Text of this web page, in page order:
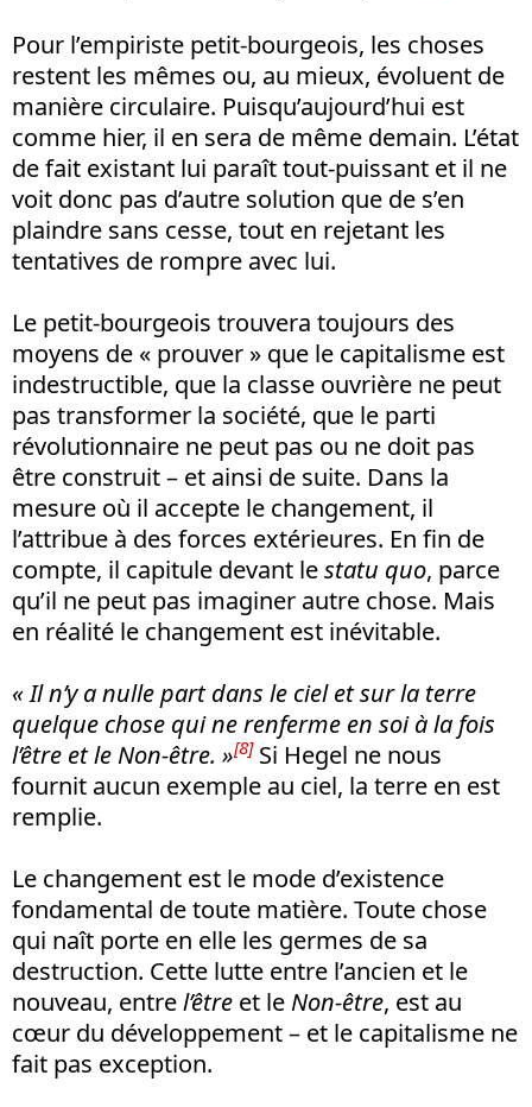
Pour l’empiriste petit-bourgeois, les choses
restent les mêmes ou, au mieux, évoluent de
manière circulaire. Puisqu’aujourd’hui est
comme hier, il en sera de même demain. L’état
de fait existant lui paraît tout-puissant et il ne
voit donc pas d’autre solution que de s’en
plaindre sans cesse, tout en rejetant les
tentatives de rompre avec lui.
Le petit-bourgeois trouvera toujours des
moyens de « prouver » que le capitalisme est
indestructible, que la classe ouvrière ne peut
pas transformer la société, que le parti
révolutionnaire ne peut pas ou ne doit pas
être construit – et ainsi de suite. Dans la
mesure où il accepte le changement, il
l’attribue à des forces extérieures. En fin de
compte, il capitule devant lestatu quo, parce
qu’il ne peut pas imaginer autre chose. Mais
en réalité le changement est inévitable.
« Il n’y a nulle part dans le ciel et sur la terre
quelque chose qui ne renferme en soi à la fois
l’être et le Non-être. »[8]Si Hegel ne nous
fournit aucun exemple au ciel, la terre en est
remplie.
Le changement est le mode d’existence
fondamental de toute matière. Toute chose
qui naît porte en elle les germes de sa
destruction. Cette lutte entre l’ancien et le
nouveau, entrel’être et leNon-être, est au
cœur du développement – et le capitalisme ne
fait pas exception.